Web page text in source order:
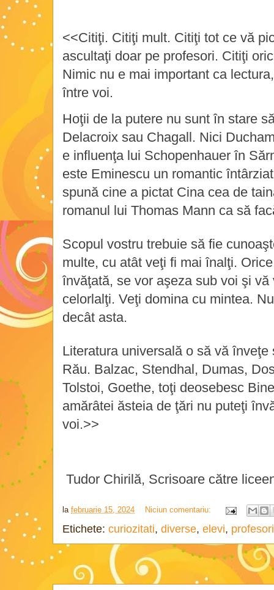
<<Citiţi. Citiţi mult. Citiţi tot ce vă
ascultaţi doar pe profesori. Citiţi
Nimic nu e mai important ca
între voi.
Hoţii de la putere nu sunt în stare
Delacroix sau Chagall. Nici
e influenţa lui Schopenhauer în
este Eminescu un romantic
spună cine a pictat Cina cea de
romanul lui Thomas Mann ca să
Scopul vostru trebuie să fie
multe, cu atât veţi fi mai înalţi.
învăţată, se vor aşeza sub voi şi vă
celorlalţi. Veţi domina cu mintea.
decât asta.
Literatura universală o să vă
Rău. Balzac, Stendhal, Dumas,
Tolstoi, Goethe, toţi deosebesc
amărâtei ăsteia de ţări nu puteţi
voi.>>
Tudor Chirilă, Scrisoare către
la februarie 15, 2024 Niciun comentariu:
Etichete: curiozitati, diverse, elevi,